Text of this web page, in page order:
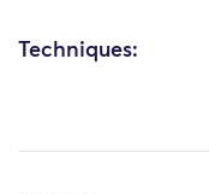
Techniques: